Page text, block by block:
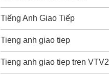
Tiếng Anh Giao Tiếp
Tieng anh giao tiep
Tieng anh giao tiep tren VTV2